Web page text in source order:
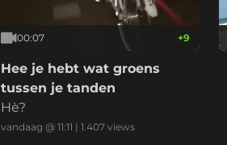
00:07 +9
Hee je hebt wat groens
tussen je tanden
Hè?
vandaag @ 11:11 | 1.407views